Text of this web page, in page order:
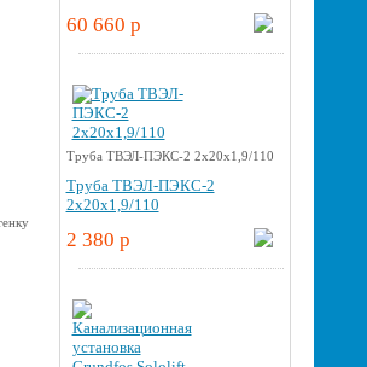
60 660 p
Труба ТВЭЛ-ПЭКС-2 2x20x1,9/110
Труба ТВЭЛ-ПЭКС-2
2x20x1,9/110
2 380 p